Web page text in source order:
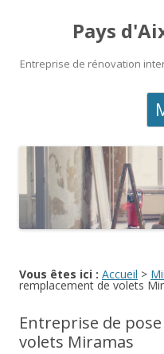
Pays
Entreprise de rénovation
Vous êtes ici : Accueil >
remplacement de volets
Entreprise de
volets Miramas